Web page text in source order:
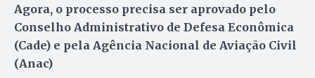
Agora, o processo precisa ser aprovado pelo
Conselho Administrativo de Defesa Econômica
(Cade) e pela Agência Nacional de Aviação Civil
(Anac)